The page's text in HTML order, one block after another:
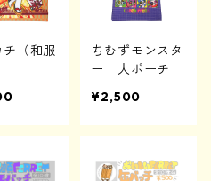
チ（和服
ちむずモンスタ
ー 大ポーチ
¥2,500